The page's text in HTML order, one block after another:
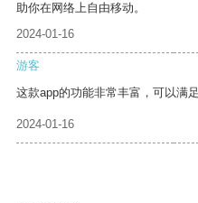
助你在网络上自由移动。
2024-01-16
游客
这款app的功能非常丰富，可以满
2024-01-16